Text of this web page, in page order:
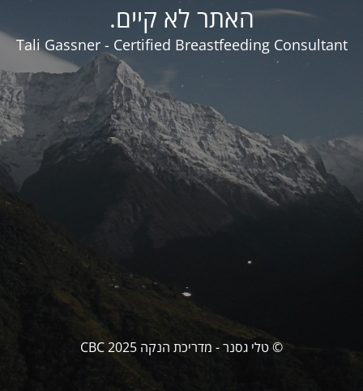
האתר לא קיים.
Tali Gassner - Certified Breastfeeding Consultant
© טלי גסנר - מדריכת הנקה CBC 2025